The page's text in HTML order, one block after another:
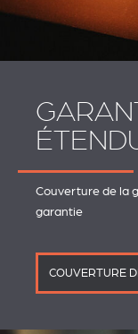
Couverture de la
garantie
COUVERTURE